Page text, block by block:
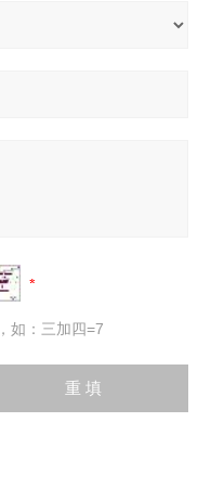
如：三加四=7